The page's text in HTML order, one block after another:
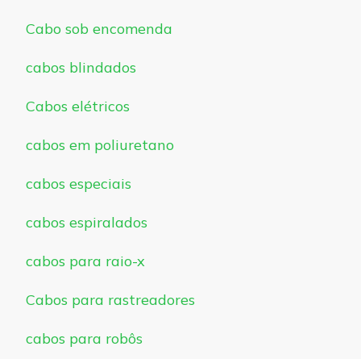
Cabo sob encomenda
cabos blindados
Cabos elétricos
cabos em poliuretano
cabos especiais
cabos espiralados
cabos para raio-x
Cabos para rastreadores
cabos para robôs